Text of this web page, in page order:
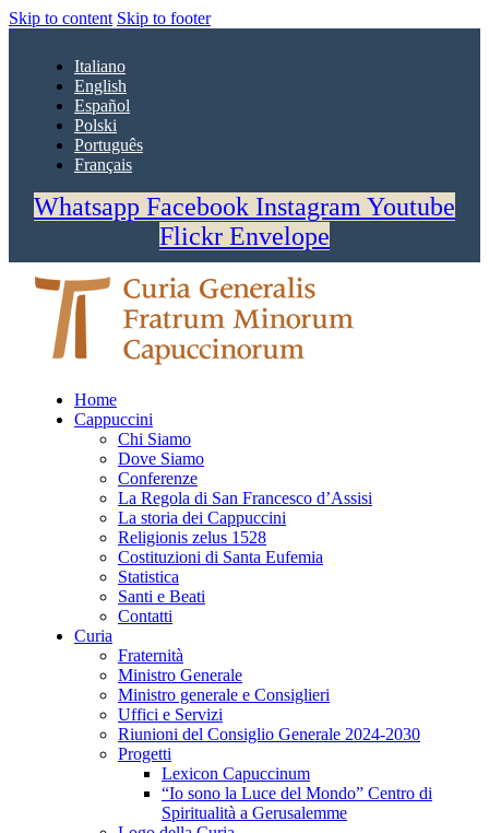
Skip to content Skip to footer
Italiano
English
Español
Polski
Português
Français
Whatsapp Facebook Instagram Youtube
Flickr Envelope
Home
Cappuccini
Chi Siamo
Dove Siamo
Conferenze
La Regola di San Francesco d’Assisi
La storia dei Cappuccini
Religionis zelus 1528
Costituzioni di Santa Eufemia
Statistica
Santi e Beati
Contatti
Curia
Fraternità
Ministro Generale
Ministro generale e Consiglieri
Uffici e Servizi
Riunioni del Consiglio Generale 2024-2030
Progetti
Lexicon Capuccinum
“Io sono la Luce del Mondo” Centro di
Spiritualità a Gerusalemme